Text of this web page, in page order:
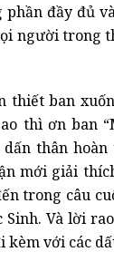
đầy đủ
người trong
thiết ban
thì ơn ban
thân
mới giải
trong câu
Và lời
với các